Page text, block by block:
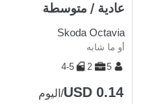
عادية / متوسطة
Skoda Octavia
أو ما شابه
5
2
4-5
USD 0.14/اليوم